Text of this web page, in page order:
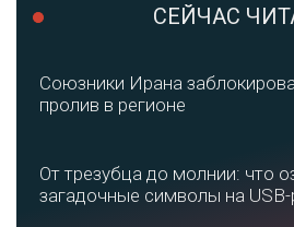
СЕЙЧАС
Союзники Ирана
пролив в регионе
От трезубца до молнии: что
загадочные символы на